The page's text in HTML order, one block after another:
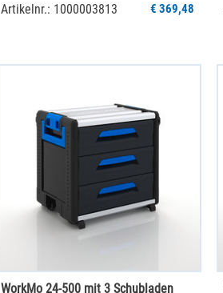
Artikelnr.: 1000003813
€ 369,48
WorkMo 24-500 mit 3 Schubladen